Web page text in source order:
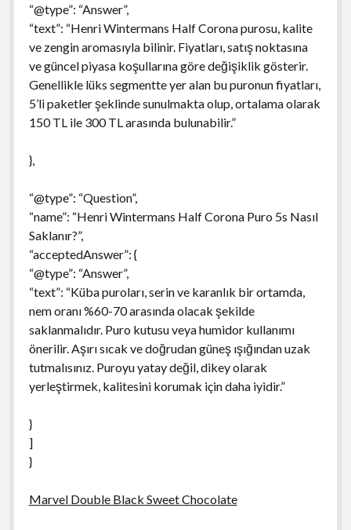
“@type”: “Answer”,
“text”: “Henri Wintermans Half Corona purosu, kalite
ve zengin aromasıyla bilinir. Fiyatları, satış noktasına
ve güncel piyasa koşullarına göre değişiklik gösterir.
Genellikle lüks segmentte yer alan bu puronun fiyatları,
5’li paketler şeklinde sunulmakta olup, ortalama olarak
150 TL ile 300 TL arasında bulunabilir.”
},
“@type”: “Question”,
“name”: “Henri Wintermans Half Corona Puro 5s Nasıl
Saklanır?”,
“acceptedAnswer”: {
“@type”: “Answer”,
“text”: “Küba puroları, serin ve karanlık bir ortamda,
nem oranı %60-70 arasında olacak şekilde
saklanmalıdır. Puro kutusu veya humidor kullanımı
önerilir. Aşırı sıcak ve doğrudan güneş ışığından uzak
tutmalısınız. Puroyu yatay değil, dikey olarak
yerleştirmek, kalitesini korumak için daha iyidir.”
}
]
}
Marvel Double Black Sweet Chocolate